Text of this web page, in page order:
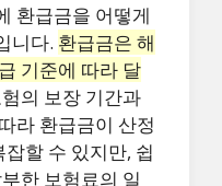
환급금을 어떻게
니다. 환급금은 해
기준에 따라 달
의 보장 기간과
라 환급금이 산정
할 수 있지만, 쉽
한 보험료의 일